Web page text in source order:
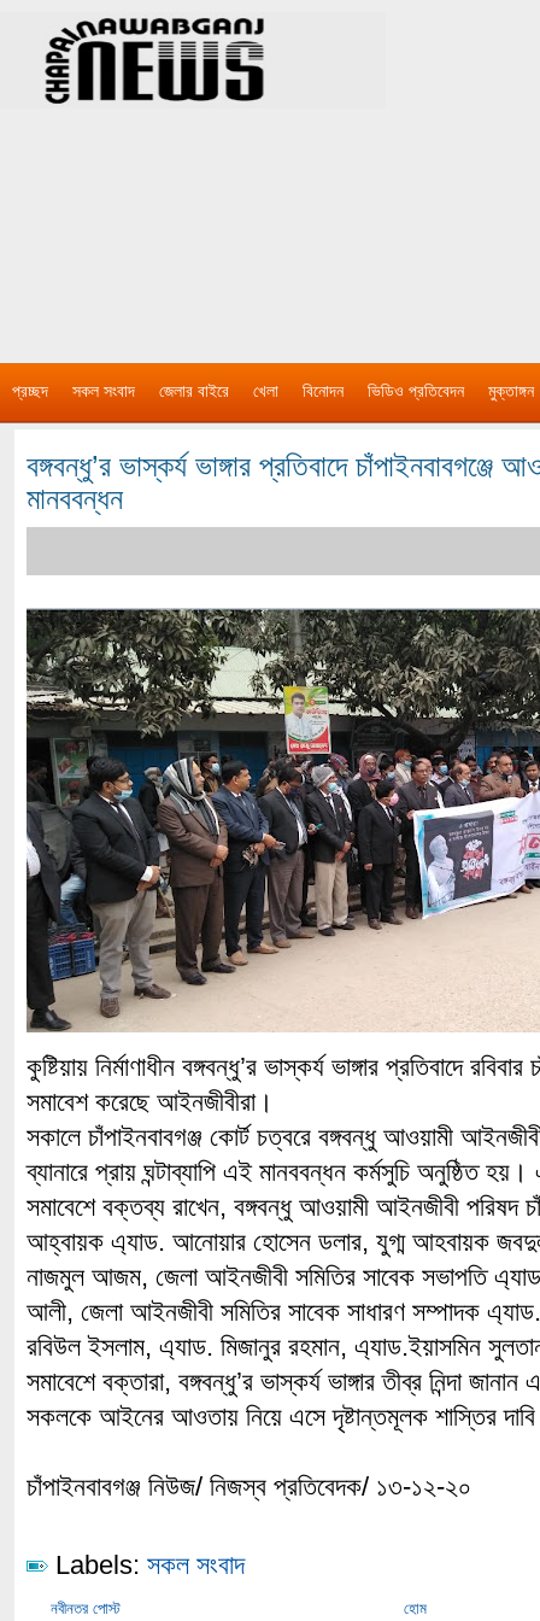
প্রচ্ছদ সকল সংবাদ জেলার বাইরে খেলা বিনোদন ভিডিও প্রতিবেদন মুক্তাঙ্গন
বঙ্গবন্ধু’র ভাস্কর্য ভাঙ্গার প্রতিবাদে চাঁপাইনবাবগঞ্জে
মানববন্ধন
কুষ্টিয়ায় নির্মাণাধীন বঙ্গবন্ধু’র ভাস্কর্য ভাঙ্গার প্রতিবাদে
সমাবেশ করেছে আইনজীবীরা।
সকালে চাঁপাইনবাবগঞ্জ কোর্ট চত্বরে বঙ্গবন্ধু আওয়ামী
ব্যানারে প্রায় ঘন্টাব্যাপি এই মানববন্ধন কর্মসুচি অনুষ্ঠিত
সমাবেশে বক্তব্য রাখেন, বঙ্গবন্ধু আওয়ামী আইনজীবী পরিষদ
আহ্বায়ক এ্যাড. আনোয়ার হোসেন ডলার, যুগ্ম আহবায়ক
নাজমুল আজম, জেলা আইনজীবী সমিতির সাবেক সভাপতি
আলী, জেলা আইনজীবী সমিতির সাবেক সাধারণ সম্পাদক
রবিউল ইসলাম, এ্যাড. মিজানুর রহমান, এ্যাড.ইয়াসমিন
সমাবেশে বক্তারা, বঙ্গবন্ধু’র ভাস্কর্য ভাঙ্গার তীব্র নিন্দা
সকলকে আইনের আওতায় নিয়ে এসে দৃষ্টান্তমূলক শাস্তির
চাঁপাইনবাবগঞ্জ নিউজ/ নিজস্ব প্রতিবেদক/ ১৩-১২-২০
Labels: সকল সংবাদ
নবীনতর পোস্ট হোম